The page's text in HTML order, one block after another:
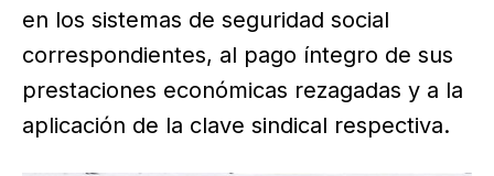
en los sistemas de seguridad social
correspondientes, al pago íntegro de sus
prestaciones económicas rezagadas y a la
aplicación de la clave sindical respectiva.